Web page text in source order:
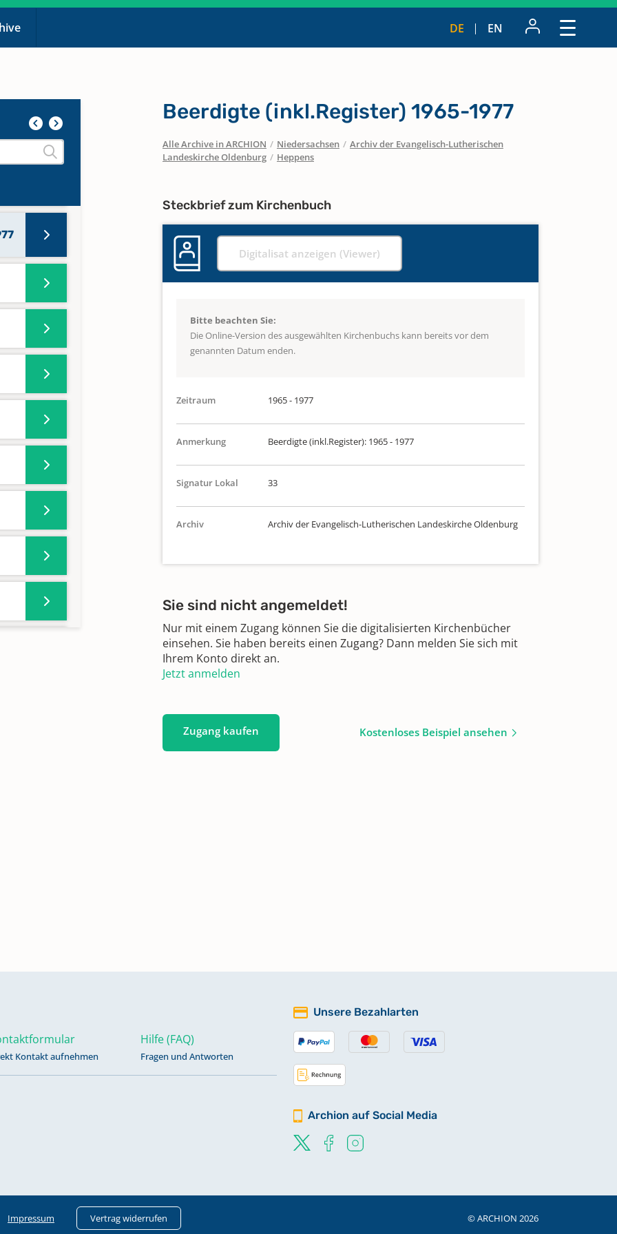
DE EN
Beerdigte (inkl.Register) 1965-1977
Alle Archive in ARCHION / Niedersachsen / Archiv der Evangelisch-Lutherischen
Landeskirche Oldenburg / Heppens
Steckbrief zum Kirchenbuch
Digitalisat anzeigen (Viewer)
Bitte beachten Sie:
Die Online-Version des ausgewählten Kirchenbuchs kann bereits vor dem
genannten Datum enden.
Zeitraum 1965 - 1977
Anmerkung Beerdigte (inkl.Register): 1965 - 1977
Signatur Lokal 33
Archiv Archiv der Evangelisch-Lutherischen Landeskirche Oldenburg
Sie sind nicht angemeldet!
Nur mit einem Zugang können Sie die digitalisierten Kirchenbücher
einsehen. Sie haben bereits einen Zugang? Dann melden Sie sich mit
Ihrem Konto direkt an.
Jetzt anmelden
Zugang kaufen Kostenloses Beispiel ansehen
Kontakt aufnehmen
Hilfe (FAQ)
Fragen und Antworten
Unsere Bezahlarten
Archion auf Social Media
Impressum Vertrag widerrufen © ARCHION 2026